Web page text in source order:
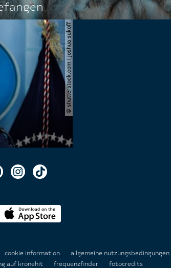
© shutterstock.com | joshua sukoff
cookie information allgemeine nutzungsbedingungen
auf kronehit frequenzfinder fotocredits